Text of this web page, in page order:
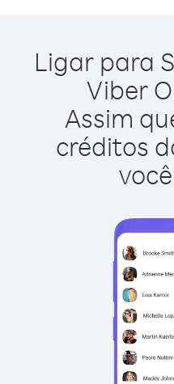
Ligar para
Viber
Assim
créditos